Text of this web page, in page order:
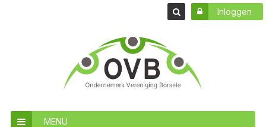
Inloggen
MENU